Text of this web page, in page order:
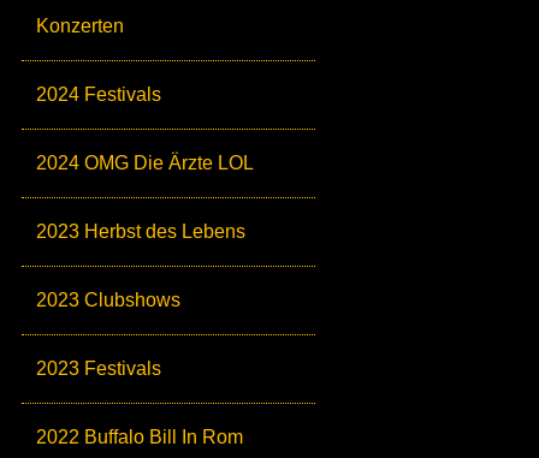
Konzerten
2024 Festivals
2024 OMG Die Ärzte LOL
2023 Herbst des Lebens
2023 Clubshows
2023 Festivals
2022 Buffalo Bill In Rom